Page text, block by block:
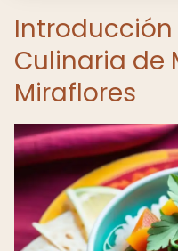
Culinaria de
Miraflores